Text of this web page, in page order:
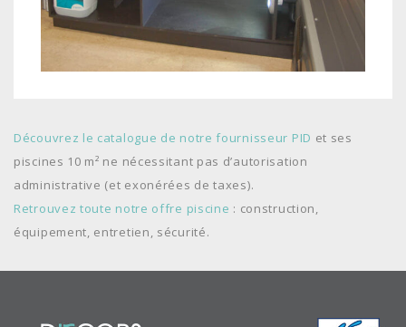
Découvrez le catalogue de notre fournisseur PID et ses
piscines 10 m² ne nécessitant pas d’autorisation
administrative (et exonérées de taxes).
Retrouvez toute notre offre piscine : construction,
équipement, entretien, sécurité.